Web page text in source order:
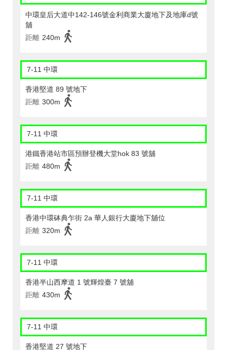
中環皇后大道中142-146號金利商業大廈地下及地庫d號
舖
距離 240m
7-11 中環
香港堅道 89 號地下
距離 300m
7-11 中環
港鐵香港站市區預辦登機大堂hok 83 號舖
距離 480m
7-11 中環
香港中環砵典乍街 2a 華人銀行大廈地下舖位
距離 320m
7-11 中環
香港半山西摩道 1 號輝煌臺 7 號舖
距離 430m
7-11 中環
香港堅道 27 號地下